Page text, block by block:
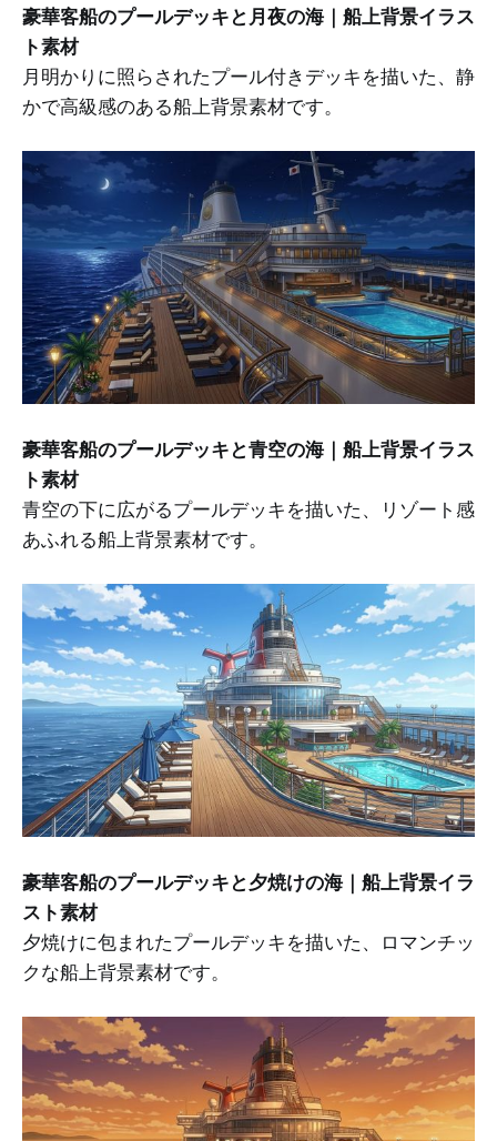
豪華客船のプールデッキと月夜の海｜船上背景イラス
ト素材
月明かりに照らされたプール付きデッキを描いた、静
かで高級感のある船上背景素材です。
豪華客船のプールデッキと青空の海｜船上背景イラス
ト素材
青空の下に広がるプールデッキを描いた、リゾート感
あふれる船上背景素材です。
豪華客船のプールデッキと夕焼けの海｜船上背景イラ
スト素材
夕焼けに包まれたプールデッキを描いた、ロマンチッ
クな船上背景素材です。